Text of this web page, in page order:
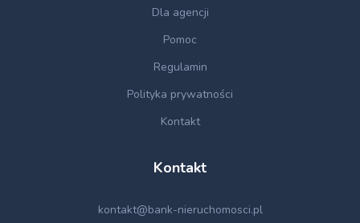
Dla agencji
Pomoc
Regulamin
Polityka prywatności
Kontakt
Kontakt
kontakt@bank-nieruchomosci.pl